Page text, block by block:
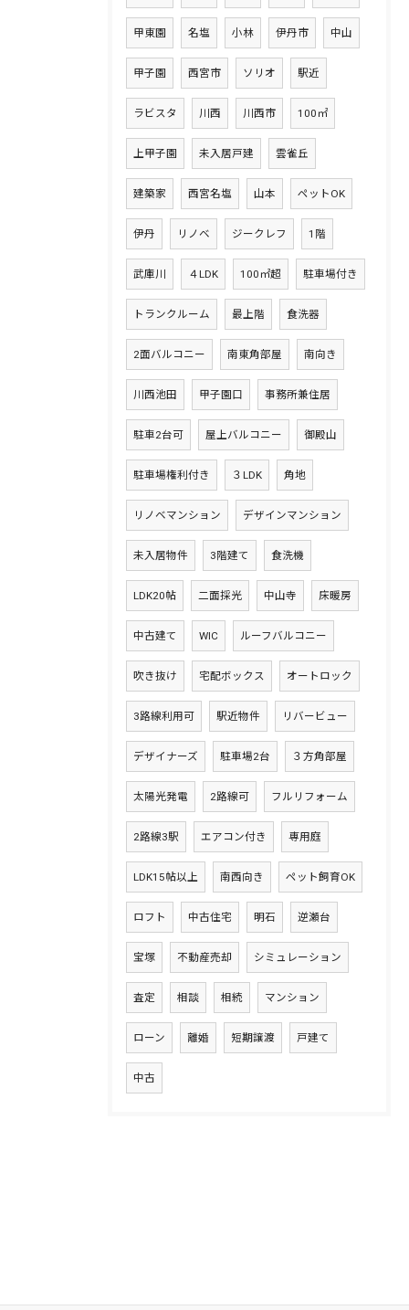
甲東園 名塩 小林 伊丹市 中山
甲子園 西宮市 ソリオ 駅近
ラビスタ 川西 川西市 100㎡
上甲子園 未入居戸建 雲雀丘
建築家 西宮名塩 山本 ペットOK
伊丹 リノベ ジークレフ 1階
武庫川 ４LDK 100㎡超 駐車場付き
トランクルーム 最上階 食洗器
2面バルコニー 南東角部屋 南向き
川西池田 甲子園口 事務所兼住居
駐車2台可 屋上バルコニー 御殿山
駐車場権利付き ３LDK 角地
リノベマンション デザインマンション
未入居物件 3階建て 食洗機
LDK20帖 二面採光 中山寺 床暖房
中古建て WIC ルーフバルコニー
吹き抜け 宅配ボックス オートロック
3路線利用可 駅近物件 リバービュー
デザイナーズ 駐車場2台 ３方角部屋
太陽光発電 2路線可 フルリフォーム
2路線3駅 エアコン付き 専用庭
LDK15帖以上 南西向き ペット飼育OK
ロフト 中古住宅 明石 逆瀬台
宝塚 不動産売却 シミュレーション
査定 相談 相続 マンション
ローン 離婚 短期譲渡 戸建て
中古